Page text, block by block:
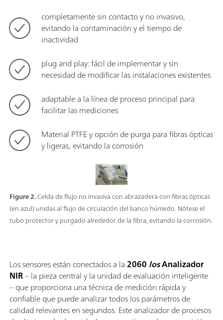
Figure 2.Celda de flujo no invasiva con abrazadera con fibras ópticas
(en azul) unidas al flujo de circulación del banco húmedo. Nótese el
tubo protector y purgado alrededor de la fibra, evitando la corrosión.
completamente sin contacto y no invasivo,
evitando la contaminación y el tiempo de
inactividad
plug and play: fácil de implementar y sin
necesidad de modificar las instalaciones existentes
adaptable a la línea de proceso principal para
facilitar las mediciones
Material PTFE y opción de purga para fibras ópticas
y ligeras, evitando la corrosión
Los sensores están conectados a la2060 losAnalizador
NIR– la pieza central y la unidad de evaluación inteligente
– que proporciona una técnica de medición rápida y
confiable que puede analizar todos los parámetros de
calidad relevantes en segundos. Este analizador de procesos